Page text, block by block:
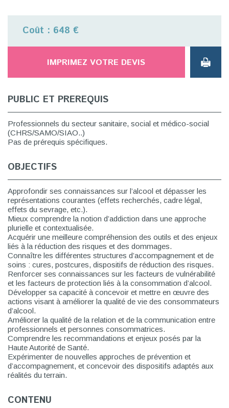
Coût : 648 €
IMPRIMEZ VOTRE DEVIS
PUBLIC ET PREREQUIS
Professionnels du secteur sanitaire, social et médico-social
(CHRS/SAMO/SIAO..)
Pas de prérequis spécifiques.
OBJECTIFS
Approfondir ses connaissances sur l’alcool et dépasser les
représentations courantes (effets recherchés, cadre légal,
effets du sevrage, etc.).
Mieux comprendre la notion d’addiction dans une approche
plurielle et contextualisée.
Acquérir une meilleure compréhension des outils et des enjeux
liés à la réduction des risques et des dommages.
Connaître les différentes structures d’accompagnement et de
soins : cures, postcures, dispositifs de réduction des risques.
Renforcer ses connaissances sur les facteurs de vulnérabilité
et les facteurs de protection liés à la consommation d’alcool.
Développer sa capacité à concevoir et mettre en œuvre des
actions visant à améliorer la qualité de vie des consommateurs
d’alcool.
Améliorer la qualité de la relation et de la communication entre
professionnels et personnes consommatrices.
Comprendre les recommandations et enjeux posés par la
Haute Autorité de Santé.
Expérimenter de nouvelles approches de prévention et
d’accompagnement, et concevoir des dispositifs adaptés aux
réalités du terrain.
CONTENU